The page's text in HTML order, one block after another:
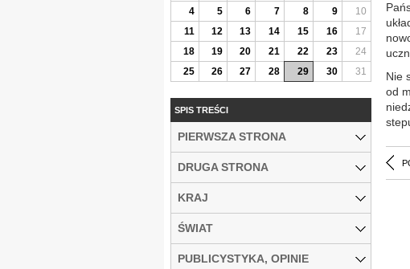
Nie
od
4
5 6 7 8 9
10
11
12 13 14 15 16
17
18
19 20 21 22 23
24
25
26 27 28 29 30 31
SPIS TREŚCI
PIERWSZA STRONA
DRUGA STRONA
KRAJ
ŚWIAT
PUBLICYSTYKA, OPINIE